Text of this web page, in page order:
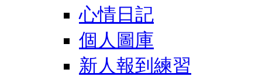
心情日記
個人圖庫
新人報到練習